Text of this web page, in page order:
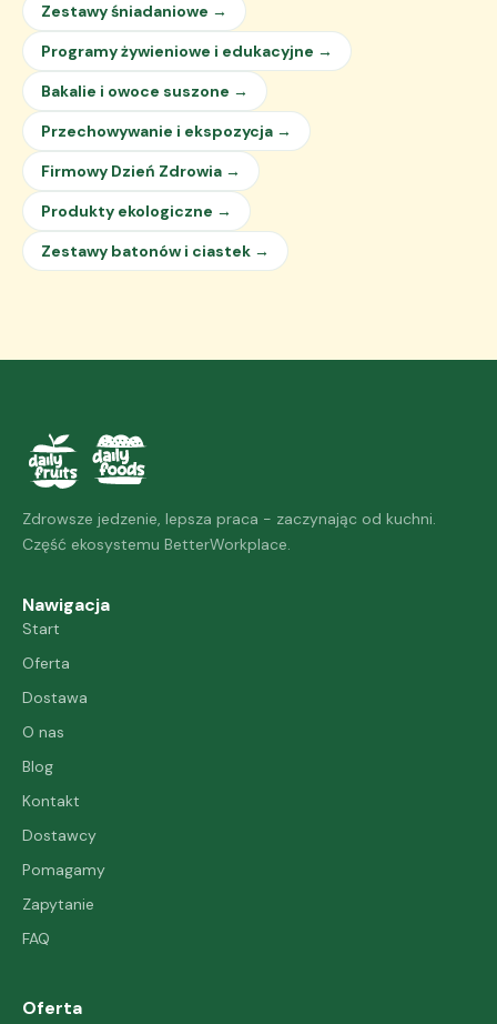
Zestawy śniadaniowe →
Programy żywieniowe i edukacyjne →
Bakalie i owoce suszone →
Przechowywanie i ekspozycja →
Firmowy Dzień Zdrowia →
Produkty ekologiczne →
Zestawy batonów i ciastek →
Zdrowsze jedzenie, lepsza praca - zaczynając od kuchni.
Część ekosystemu BetterWorkplace.
Nawigacja
Start
Oferta
Dostawa
O nas
Blog
Kontakt
Dostawcy
Pomagamy
Zapytanie
FAQ
Oferta